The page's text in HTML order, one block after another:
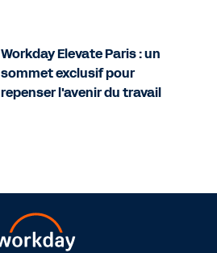
Workday Elevate Paris : un
sommet exclusif pour
repenser l'avenir du travail